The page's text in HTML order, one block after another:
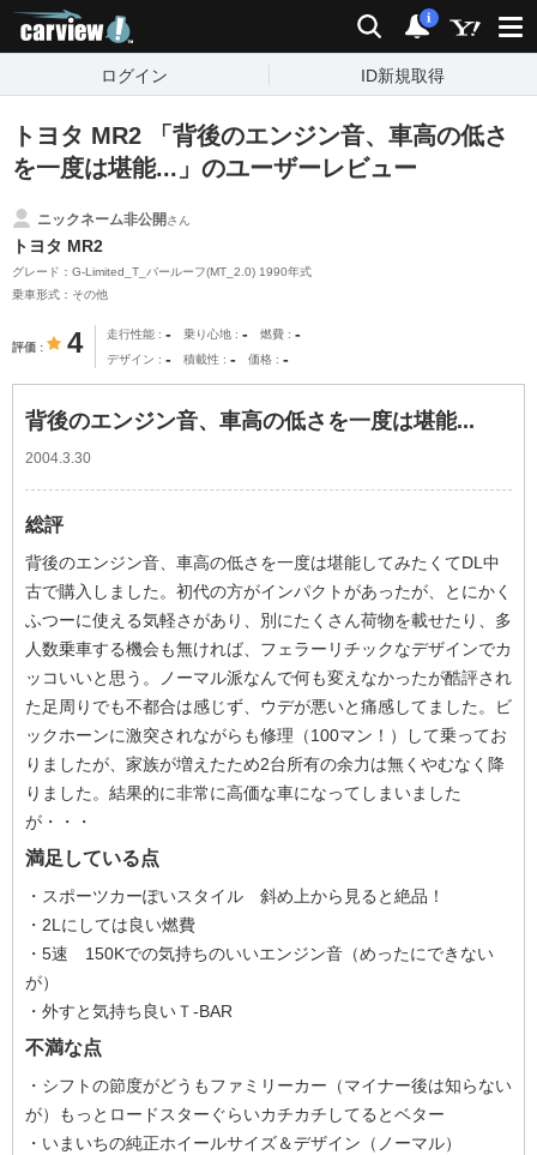
検索 通知
i
ログイン ID新規取得
トヨタ MR2 「背後のエンジン音、車高の低さ
を一度は堪能...」のユーザーレビュー
ニックネーム非公開さん
トヨタ MR2
グレード：G-Limited_T_バールーフ(MT_2.0) 1990年式
乗車形式：その他
評価 4 走行性能 - 乗り心地 - 燃費 -
デザイン - 積載性 - 価格 -
背後のエンジン音、車高の低さを一度は堪能...
2004.3.30
総評
背後のエンジン音、車高の低さを一度は堪能してみたくてDL中
古で購入しました。初代の方がインパクトがあったが、とにかく
ふつーに使える気軽さがあり、別にたくさん荷物を載せたり、多
人数乗車する機会も無ければ、フェラーリチックなデザインでカ
ッコいいと思う。ノーマル派なんで何も変えなかったが酷評され
た足周りでも不都合は感じず、ウデが悪いと痛感してました。ビ
ックホーンに激突されながらも修理（100マン！）して乗ってお
りましたが、家族が増えたため2台所有の余力は無くやむなく降
りました。結果的に非常に高価な車になってしまいました
が・・・
満足している点
・スポーツカーぽいスタイル 斜め上から見ると絶品！
・2Lにしては良い燃費
・5速 150Kでの気持ちのいいエンジン音（めったにできない
が）
・外すと気持ち良いＴ-BAR
不満な点
・シフトの節度がどうもファミリーカー（マイナー後は知らない
が）もっとロードスターぐらいカチカチしてるとベター
・いまいちの純正ホイールサイズ＆デザイン（ノーマル）